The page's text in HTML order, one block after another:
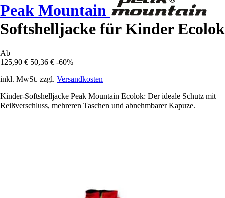
Peak Mountain
Softshelljacke für Kinder Ecolok
Ab
125,90 € 50,36 € -60%
inkl. MwSt. zzgl. Versandkosten
Kinder-Softshelljacke Peak Mountain Ecolok: Der ideale Schutz mit
Reißverschluss, mehreren Taschen und abnehmbarer Kapuze.